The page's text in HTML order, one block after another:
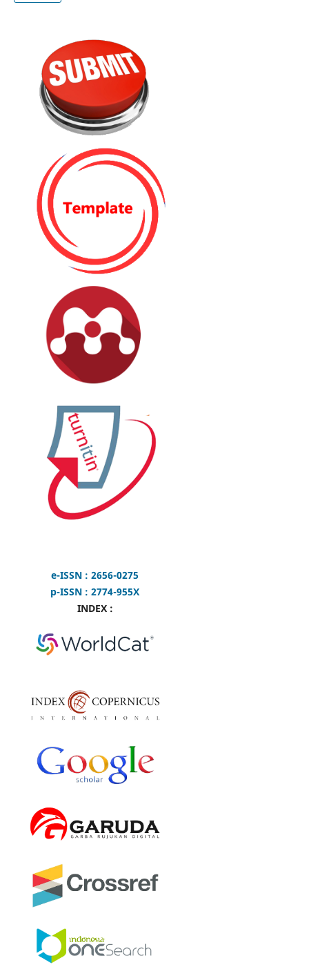
e-ISSN : 2656-0275
p-ISSN : 2774-955X
INDEX :